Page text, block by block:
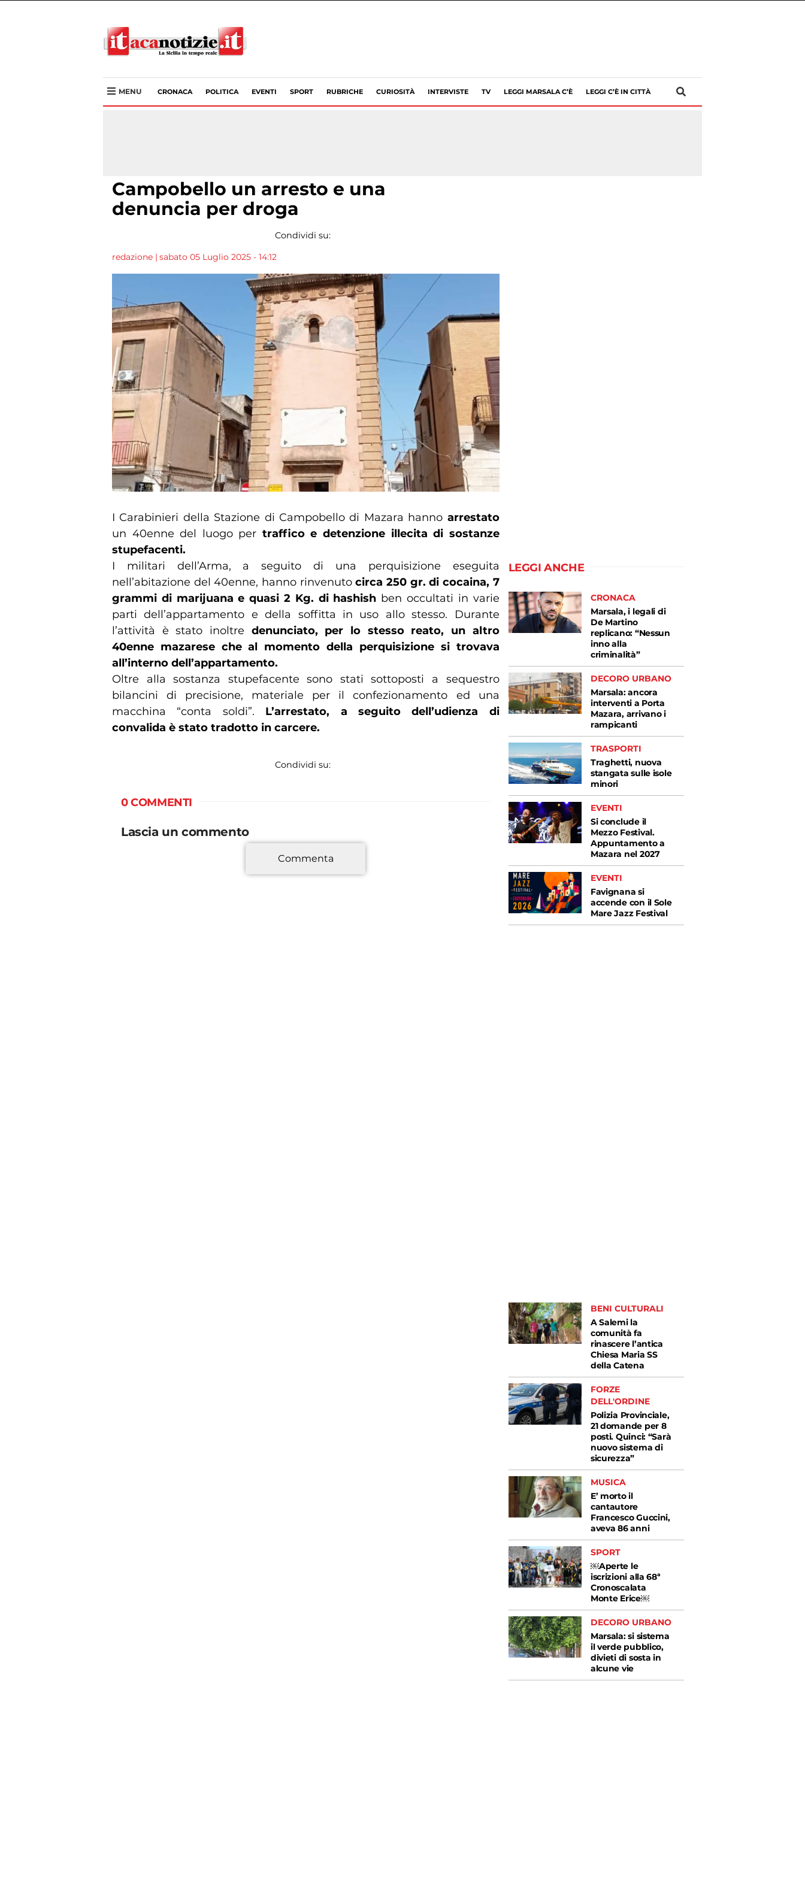
MENU CRONACA POLITICA EVENTI SPORT RUBRICHE CURIOSITÀ INTERVISTE TV LEGGI MARSALA C’È LEGGI C’È IN CITTÀ
Campobello un arresto e una
denuncia per droga
Condividi su:
redazione | sabato 05 Luglio 2025 - 14:12
I Carabinieri della Stazione di Campobello di Mazara hanno arrestato
un 40enne del luogo per traffico e detenzione illecita di sostanze
stupefacenti.
I militari dell’Arma, a seguito di una perquisizione eseguita
nell’abitazione del 40enne, hanno rinvenutocirca 250 gr. di cocaina, 7
grammi di marijuana e quasi 2 Kg. di hashish ben occultati in varie
parti dell’appartamento e della soffitta in uso allo stesso. Durante
l’attività è stato inoltre denunciato, per lo stesso reato, un altro
40enne mazarese che al momento della perquisizione si trovava
all’interno dell’appartamento.
Oltre alla sostanza stupefacente sono stati sottoposti a sequestro
bilancini di precisione, materiale per il confezionamento ed una
macchina “conta soldi”. L’arrestato, a seguito dell’udienza di
convalida è stato tradotto in carcere.
Condividi su:
0 COMMENTI
Lascia un commento
Commenta
LEGGI ANCHE
CRONACA
Marsala, i legali di
De Martino
replicano: “Nessun
inno alla
criminalità”
DECORO URBANO
Marsala: ancora
interventi a Porta
Mazara, arrivano i
rampicanti
TRASPORTI
Traghetti, nuova
stangata sulle isole
minori
EVENTI
Si conclude il
Mezzo Festival.
Appuntamento a
Mazara nel 2027
EVENTI
Favignana si
accende con il Sole
Mare Jazz Festival
BENI CULTURALI
A Salemi la
comunità fa
rinascere l’antica
Chiesa Maria SS
della Catena
FORZE
DELL'ORDINE
Polizia Provinciale,
21 domande per 8
posti. Quinci: “Sarà
nuovo sistema di
sicurezza”
MUSICA
E’ morto il
cantautore
Francesco Guccini,
aveva 86 anni
SPORT
￼Aperte le
iscrizioni alla 68ª
Cronoscalata
Monte Erice￼
DECORO URBANO
Marsala: si sistema
il verde pubblico,
divieti di sosta in
alcune vie